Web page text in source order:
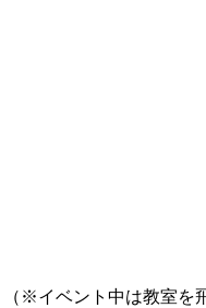
※イベント中は教室を